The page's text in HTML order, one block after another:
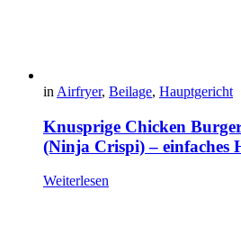
in Airfryer, Beilage, Hauptgericht
Knusprige Chicken
(Ninja Crispi) – einfaches
Weiterlesen